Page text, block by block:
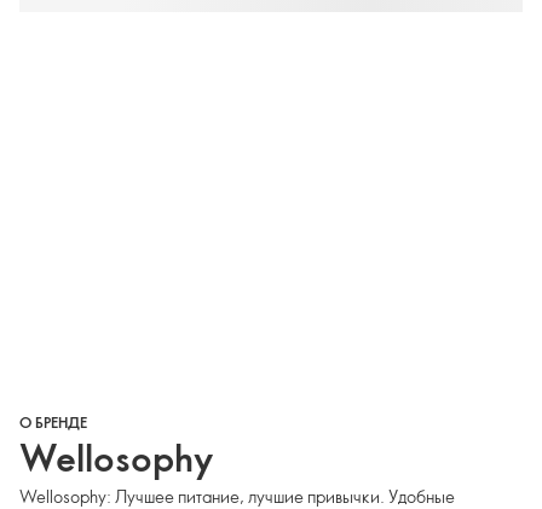
О БРЕНДЕ
Wellosophy
Wellosophy: Лучшее питание, лучшие привычки. Удобные